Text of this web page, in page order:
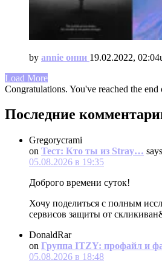
by annie онни 19.02.2022, 02:04
Load More
Congratulations. You've reached the end
Последние
Gregorycrami
on Тест: Кто ты из Stray…
05.08.2026 в 19:35
Доброго времени суток!
Хочу поделиться с полным
сервисов защиты от
DonaldRar
on Группа ITZY: профайл и
05.08.2026 в 18:48